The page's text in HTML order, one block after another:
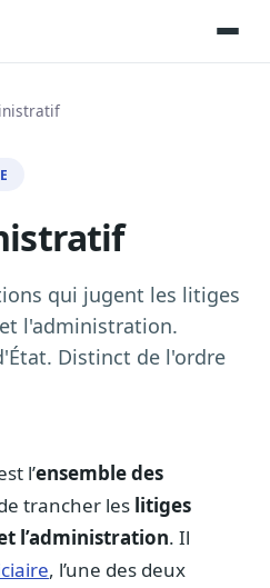
sourcées
transcrites
dossiers longs
avant 10 h
de bord
de position
qui jugent les litiges
l'administration.
Distinct de l'ordre
l’ensemble des
trancher les litiges
l’administration. Il
, l’une des deux